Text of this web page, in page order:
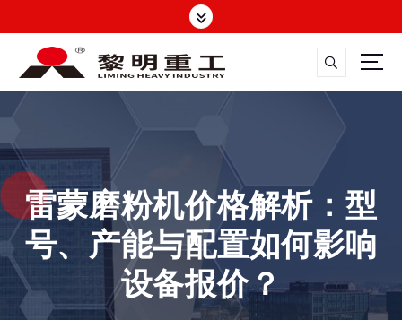
转
容 大修渣磨粉机，矿渣立磨
雷蒙磨粉机价格解析：型
号、产能与配置如何影响
设备报价？